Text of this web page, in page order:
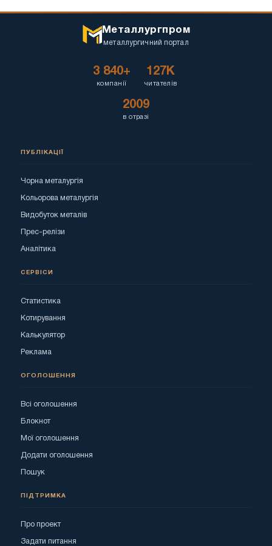
Металлургпром
металлургичний портал
3 840+
компанії
127K
читателів
2009
в отразі
ПУБЛІКАЦІЇ
Чорна металургія
Кольорова металургія
Видобуток металів
Прес-релізи
Аналітика
СЕРВІСИ
Статистика
Котирування
Калькулятор
Реклама
ОГОЛОШЕННЯ
Всі оголошення
Блокнот
Мої оголошення
Додати оголошення
Пошук
ПІДТРИМКА
Про проект
Задати питання